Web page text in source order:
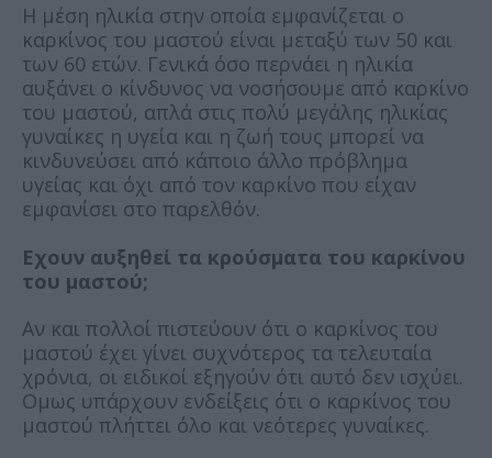
Η μέση ηλικία στην οποία εμφανίζεται ο
καρκίνος του μαστού είναι μεταξύ των 50 και
των 60 ετών. Γενικά όσο περνάει η ηλικία
αυξάνει ο κίνδυνος να νοσήσουμε από καρκίνο
του μαστού, απλά στις πολύ μεγάλης ηλικίας
γυναίκες η υγεία και η ζωή τους μπορεί να
κινδυνεύσει από κάποιο άλλο πρόβλημα
υγείας και όχι από τον καρκίνο που είχαν
εμφανίσει στο παρελθόν.
Εχουν αυξηθεί τα κρούσματα του καρκίνου
του μαστού;
Αν και πολλοί πιστεύουν ότι ο καρκίνος του
μαστού έχει γίνει συχνότερος τα τελευταία
χρόνια, οι ειδικοί εξηγούν ότι αυτό δεν ισχύει.
Ομως υπάρχουν ενδείξεις ότι ο καρκίνος του
μαστού πλήττει όλο και νεότερες γυναίκες.